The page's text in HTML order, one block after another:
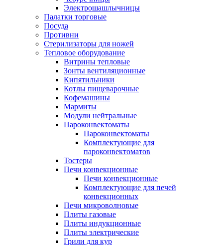
Электрошашлычницы
Палатки торговые
Посуда
Противни
Стерилизаторы для ножей
Тепловое оборудование
Витрины тепловые
Зонты вентиляционные
Кипятильники
Котлы пищеварочные
Кофемашины
Мармиты
Модули нейтральные
Пароконвектоматы
Пароконвектоматы
Комплектующие для
пароконвектоматов
Тостеры
Печи конвекционные
Печи конвекционные
Комплектующие для печей
конвекционных
Печи микроволновые
Плиты газовые
Плиты индукционные
Плиты электрические
Грили для кур